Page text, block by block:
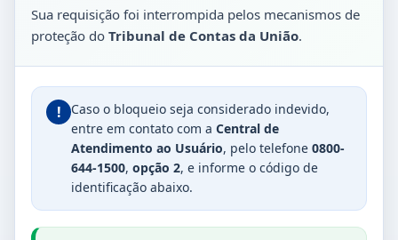
Sua requisição foi interrompida pelos mecanismos de
proteção do Tribunal de Contas da União.
!
Caso o bloqueio seja considerado indevido,
entre em contato com a Central de
Atendimento ao Usuário, pelo telefone 0800-
644-1500, opção 2, e informe o código de
identificação abaixo.